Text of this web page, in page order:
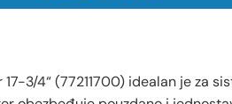
3/4“ (77211700) idealan je za